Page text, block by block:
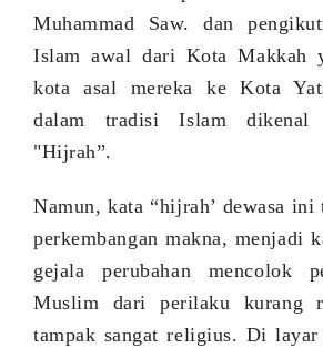
Muhammad Saw. dan
Islam awal dari Kota Makkah
kota asal mereka ke Kota
dalam tradisi Islam dikenal
"Hijrah”.
Namun, kata “hijrah’ dewasa ini
perkembangan makna, menjadi
gejala perubahan mencolok
Muslim dari perilaku kurang
tampak sangat religius. Di layar